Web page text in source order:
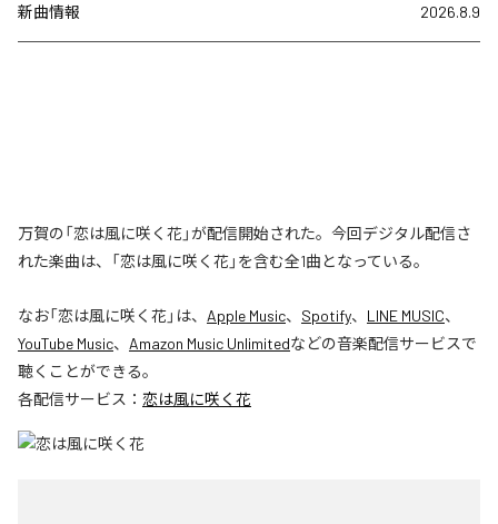
新曲情報 2026.8.9
万賀の「恋は風に咲く花」が配信開始された。今回デジタル配信さ
れた楽曲は、「恋は風に咲く花」を含む全1曲となっている。
なお「恋は風に咲く花」は、 Apple Music、 Spotify、 LINE MUSIC、
YouTube Music、 Amazon Music Unlimitedなどの音楽配信サービスで
聴くことができる。
各配信サービス： 恋は風に咲く花